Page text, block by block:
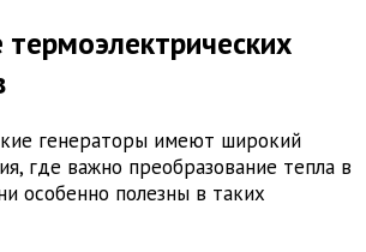
генераторы имеют широкий
где важно преобразование тепла в
особенно полезны в таких